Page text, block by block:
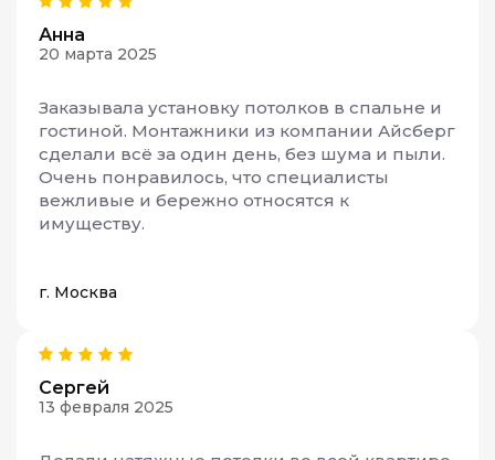
Анна
20 марта 2025
Заказывала установку потолков в спальне и
гостиной. Монтажники из компании Айсберг
сделали всё за один день, без шума и пыли.
Очень понравилось, что специалисты
вежливые и бережно относятся к
имуществу.
г. Москва
Сергей
13 февраля 2025